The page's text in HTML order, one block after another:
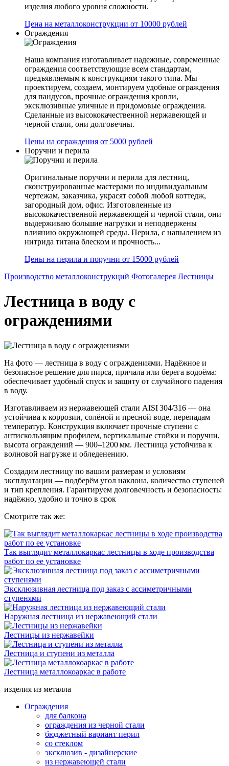
изделия любого уровня сложности.
Цена на металлоконструкции от 10000 рублей
Ограждения
Наша компания изготавливает надежные, современные
ограждения соответствующие всем стандартам,
предъявляемым к конструкциям такого типа. Мы
проектируем, создаем, монтируем удобные ограждения
для пандусов, прочные ограждения кровли,
эксклюзивные уличные и придомовые ограждения.
Сделанные из высококачественной нержавеющей и
черной стали, они долговечны.
Цены на ограждения от 5000 рублей
Поручни и перила
Оригинальные поручни и перила для лестниц,
сконструированные мастерами по индивидуальным
чертежам, заказчика, украсят собой любой коттедж,
загородный дом, офис. Изготовленные из
высококачественной нержавеющей и черной стали, они
выдерживаю большие нагрузки и неподвержены
влиянию окружающей среды. Перила, с напылением из
нитрида титана блеском и прочность...
Цены на перила и поручни от 15000 рублей
Производство металлоконструкций Фотогалерея Лестницы
Лестница в воду с
ограждениями
На фото — лестница в воду с ограждениями. Надёжное и
безопасное решение для пирса, причала или берега водоёма:
обеспечивает удобный спуск и защиту от случайного падения
в воду.
Изготавливаем из нержавеющей стали AISI 304/316 — она
устойчива к коррозии, солёной и пресной воде, перепадам
температур. Конструкция включает прочные ступени с
антискользящим профилем, вертикальные стойки и поручни,
высота ограждений — 900–1200 мм. Лестница устойчива к
волновой нагрузке и обледенению.
Создадим лестницу по вашим размерам и условиям
эксплуатации — подберём угол наклона, количество ступеней
и тип крепления. Гарантируем долговечность и безопасность:
надёжно, удобно и точно в срок
Смотрите так же:
Так выглядит металлокаркас лестницы в ходе производства
работ по ее установке
Эксклюзивная лестница под заказ с ассиметричными
ступенями
Наружная лестница из нержавеющий стали
Лестницы из нержавейки
Лестница и ступени из металла
Лестница металлокоаркас в работе
изделия из металла
Ограждения
для балкона
ограждения из черной стали
бюджетный вариант перил
со стеклом
эксклюзив - дизайнерские
из нержавеющей стали